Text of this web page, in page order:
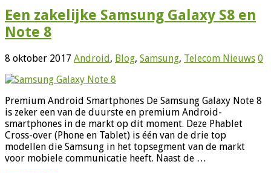
Een zakelijke Samsung Galaxy S8 en
Note 8
8 oktober 2017 Android , Blog, Samsung, Telecom Nieuws 0
Premium Android Smartphones De Samsung Galaxy Note 8
is zeker een van de duurste en premium Android-
smartphones in de markt op dit moment. Deze Phablet
Cross-over (Phone en Tablet) is één van de drie top
modellen die Samsung in het topsegment van de markt
voor mobiele communicatie heeft. Naast de …